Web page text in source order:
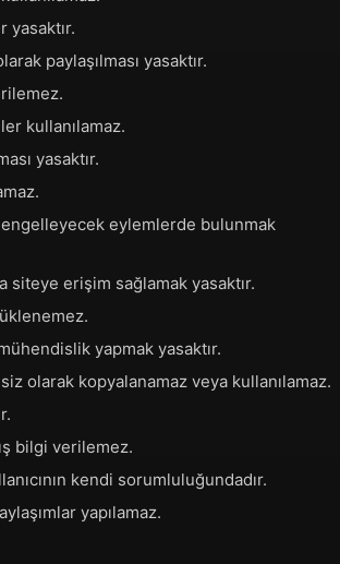
yasaktır.
paylaşılması yasaktır.
kullanılamaz.
yasaktır.
engelleyecek eylemlerde bulunmak
siteye erişim sağlamak yasaktır.
yapmak yasaktır.
olarak kopyalanamaz veya kullanılamaz.
bilgi verilemez.
kendi sorumluluğundadır.
yapılamaz.